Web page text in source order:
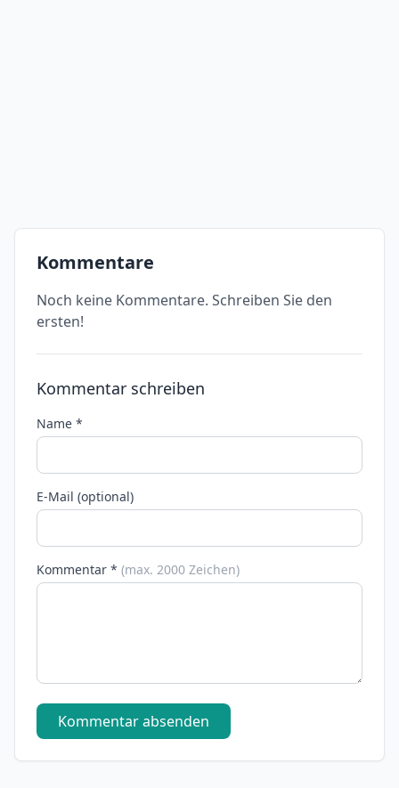
Kommentare
Noch keine Kommentare. Schreiben Sie den
ersten!
Kommentar schreiben
Name *
E-Mail (optional)
Kommentar * (max. 2000 Zeichen)
Kommentar absenden